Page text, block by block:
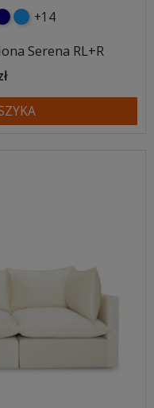
niebieski
+14
Serena RL+R